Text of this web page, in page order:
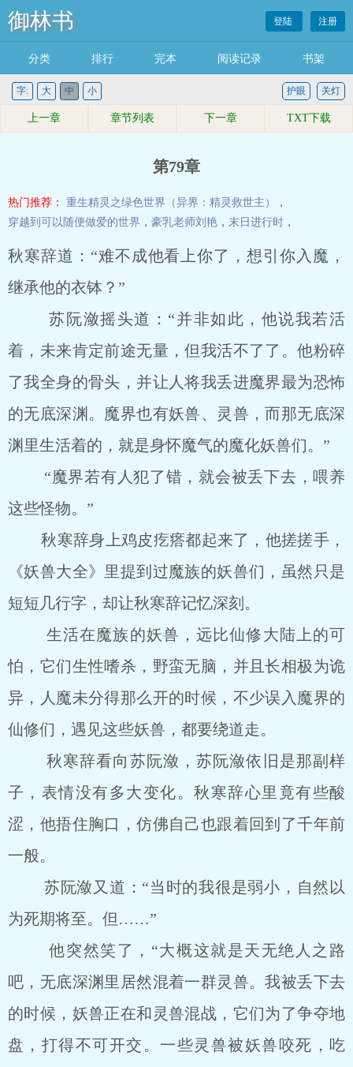
御林书 登陆 注册
分类 排行 完本 阅读记录 书架
字: 大 中 小 关灯
护眼
上一章 章节列表 下一章 TXT下载
第79章
热门推荐： 重生精灵之绿色世界（异界：精灵救世主）
，
穿越到可以随便做爱的世界 ， 豪乳老师刘艳 ， 末日进行时 ，
秋寒辞道：“难不成他看上你了，想引你入魔，
继承他的衣钵？”
苏阮潋摇头道：“并非如此，他说我若活
着，未来肯定前途无量，但我活不了了。他粉碎
了我全身的骨头，并让人将我丢进魔界最为恐怖
的无底深渊。魔界也有妖兽、灵兽，而那无底深
渊里生活着的，就是身怀魔气的魔化妖兽们。”
“魔界若有人犯了错，就会被丢下去，喂养
这些怪物。”
秋寒辞身上鸡皮疙瘩都起来了，他搓搓手，
《妖兽大全》里提到过魔族的妖兽们，虽然只是
短短几行字，却让秋寒辞记忆深刻。
生活在魔族的妖兽，远比仙修大陆上的可
怕，它们生性嗜杀，野蛮无脑，并且长相极为诡
异，人魔未分得那么开的时候，不少误入魔界的
仙修们，遇见这些妖兽，都要绕道走。
秋寒辞看向苏阮潋，苏阮潋依旧是那副样
子，表情没有多大变化。秋寒辞心里竟有些酸
涩，他捂住胸口，仿佛自己也跟着回到了千年前
一般。
苏阮潋又道：“当时的我很是弱小，自然以
为死期将至。但……”
他突然笑了，“大概这就是天无绝人之路
吧，无底深渊里居然混着一群灵兽。我被丢下去
的时候，妖兽正在和灵兽混战，它们为了争夺地
盘，打得不可开交。一些灵兽被妖兽咬死，吃